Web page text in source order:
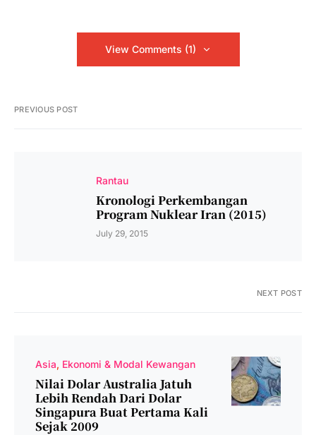
View Comments (1)
PREVIOUS POST
Rantau
Kronologi Perkembangan
Program Nuklear Iran (2015)
July 29, 2015
NEXT POST
Asia Ekonomi & Modal Kewangan
Nilai Dolar Australia Jatuh
Lebih Rendah Dari Dolar
Singapura Buat Pertama Kali
Sejak 2009